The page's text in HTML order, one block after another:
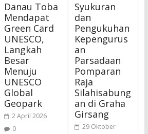
Danau Toba
Mendapat
Green Card
UNESCO,
Langkah
Besar
Menuju
UNESCO
Global
Geopark
2 April 2026
0
Syukuran
dan
Pengukuhan
Kepengurus
an
Parsadaan
Pomparan
Raja
Silahisabung
an di Graha
Girsang
29 Oktober